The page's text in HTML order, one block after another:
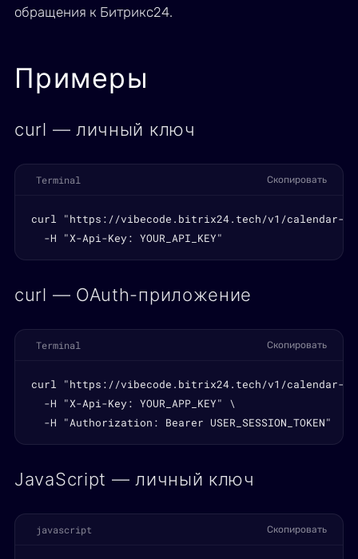
обращения к Битрикс24.
Примеры
curl — личный ключ
Terminal Скопировать
curl "https://vibecode.bitrix24.tech/v1/calendar-
  -H "X-Api-Key: YOUR_API_KEY"
curl — OAuth-приложение
Terminal Скопировать
curl "https://vibecode.bitrix24.tech/v1/calendar-
  -H "X-Api-Key: YOUR_APP_KEY" \
  -H "Authorization: Bearer USER_SESSION_TOKEN"
JavaScript — личный ключ
javascript Скопировать